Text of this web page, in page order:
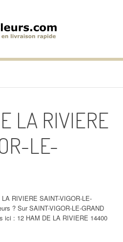
LA RIVIERE
LE-
RIVIERE SAINT-VIGOR-LE-
? Sur SAINT-VIGOR-LE-GRAND
ici : 12 HAM DE LA RIVIERE 14400